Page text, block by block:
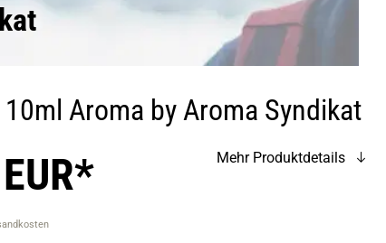
Aroma by Aroma Syndikat
Mehr Produktdetails